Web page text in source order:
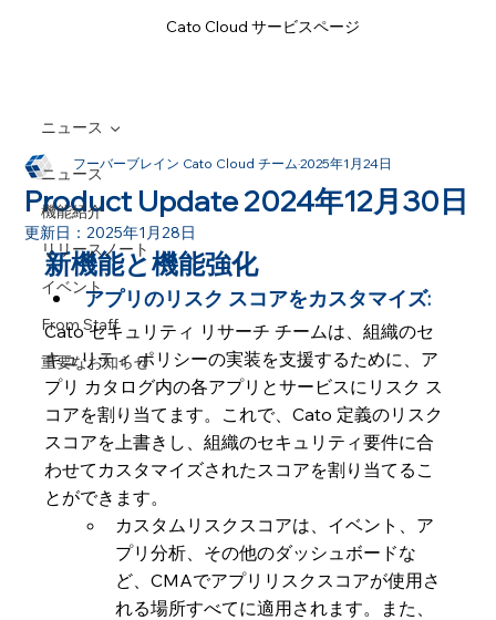
Cato Cloud サービスページ
ニュース
機能紹介
リリースノート
イベント
From Staff
重要なお知らせ
ニュース
Product Update 2024年12月30日
フーバーブレイン Cato Cloud チーム2025年1月24日
更新日：2025年1月28日
新機能と機能強化
アプリのリスク スコアをカスタマイズ:
Cato セキュリティ リサーチ チームは、組織のセ
キュリティ ポリシーの実装を支援するために、ア
プリ カタログ内の各アプリとサービスにリスク ス
コアを割り当てます。これで、Cato 定義のリスク
スコアを上書きし、組織のセキュリティ要件に合
わせてカスタマイズされたスコアを割り当てるこ
とができます。
カスタムリスクスコアは、イベント、ア
プリ分析、その他のダッシュボードな
ど、CMAでアプリリスクスコアが使用さ
れる場所すべてに適用されます。また、